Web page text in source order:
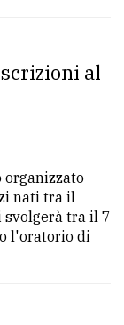
al
organizzato
nati tra il
svolgerà tra il 7
l'oratorio di